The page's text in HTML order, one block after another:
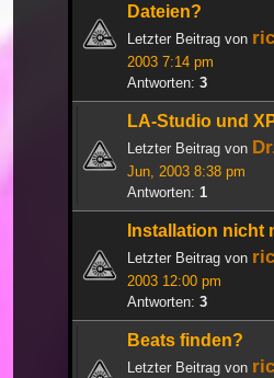
Dateien?
Letzter Beitrag von
2003 7:14 pm
Antworten: 3
LA-Studio und
Letzter Beitrag von
Jun, 2003 8:38 pm
Antworten: 1
Installation nicht
Letzter Beitrag von
2003 12:00 pm
Antworten: 3
Beats finden?
Letzter Beitrag von